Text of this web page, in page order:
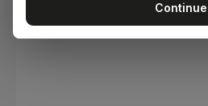
Continue